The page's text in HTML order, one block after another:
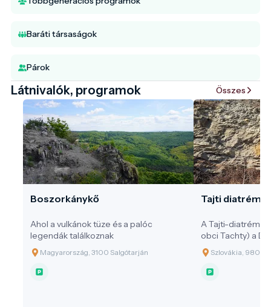
Baráti társaságok
Párok
Látnivalók, programok Összes
Boszorkánykő
Ahol a vulkánok tüze és a palóc
legendák találkoznak
Magyarország, 3100 Salgótarján
Tajti diatréma
A Tajti-diatréma
obci Tachty) a
magyar határ
(magyarul: Tajti)
található. Ez a
Szlovákia, 980 34